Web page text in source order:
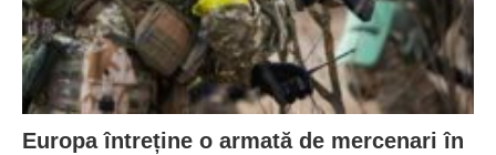
Europa întreține o armată de mercenari în